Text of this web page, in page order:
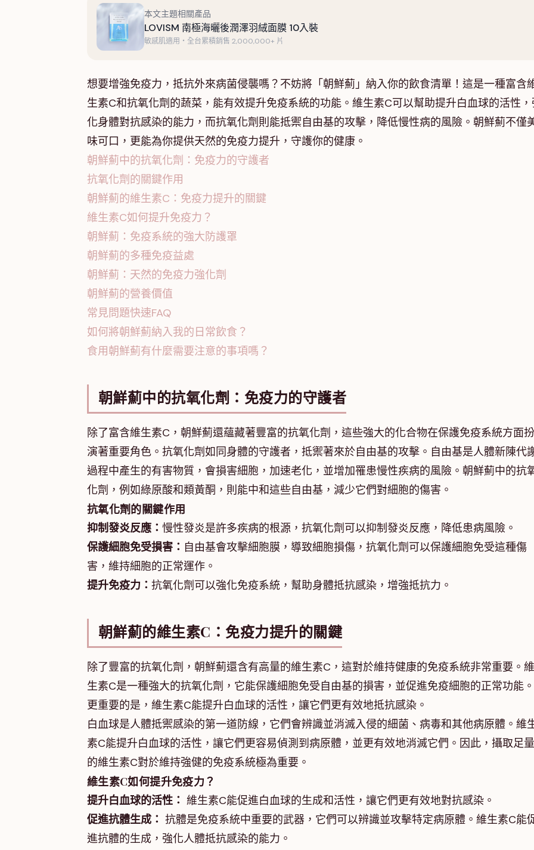
本文主題相關產品
LOVISM 南極海曬後潤澤羽絨面膜 10入裝
敏感肌適用・全台累積銷售 2,000,000+ 片
想要增強免疫力，抵抗外來病菌侵襲嗎？不妨將「朝鮮薊」納入你的飲食清單！這是一種富含
生素C和抗氧化劑的蔬菜，能有效提升免疫系統的功能。維生素C可以幫助提升白血球的活性，
化身體對抗感染的能力，而抗氧化劑則能抵禦自由基的攻擊，降低慢性病的風險。朝鮮薊不僅
味可口，更能為你提供天然的免疫力提升，守護你的健康。
朝鮮薊中的抗氧化劑：免疫力的守護者
抗氧化劑的關鍵作用
朝鮮薊的維生素C：免疫力提升的關鍵
維生素C如何提升免疫力？
朝鮮薊：免疫系統的強大防護罩
朝鮮薊的多種免疫益處
朝鮮薊：天然的免疫力強化劑
朝鮮薊的營養價值
常見問題快速FAQ
如何將朝鮮薊納入我的日常飲食？
食用朝鮮薊有什麼需要注意的事項嗎？
朝鮮薊中的抗氧化劑：免疫力的守護者
除了富含維生素C，朝鮮薊還蘊藏著豐富的抗氧化劑，這些強大的化合物在保護免疫系統方面扮
演著重要角色。抗氧化劑如同身體的守護者，抵禦著來於自由基的攻擊。自由基是人體新陳代
過程中產生的有害物質，會損害細胞，加速老化，並增加罹患慢性疾病的風險。朝鮮薊中的抗
化劑，例如綠原酸和類黃酮，則能中和這些自由基，減少它們對細胞的傷害。
抗氧化劑的關鍵作用
抑制發炎反應： 慢性發炎是許多疾病的根源，抗氧化劑可以抑制發炎反應，降低患病風險。
保護細胞免受損害： 自由基會攻擊細胞膜，導致細胞損傷，抗氧化劑可以保護細胞免受這種傷
害，維持細胞的正常運作。
提升免疫力： 抗氧化劑可以強化免疫系統，幫助身體抵抗感染，增強抵抗力。
朝鮮薊的維生素C：免疫力提升的關鍵
除了豐富的抗氧化劑，朝鮮薊還含有高量的維生素C，這對於維持健康的免疫系統非常重要。維
生素C是一種強大的抗氧化劑，它能保護細胞免受自由基的損害，並促進免疫細胞的正常功能。
更重要的是，維生素C能提升白血球的活性，讓它們更有效地抵抗感染。
白血球是人體抵禦感染的第一道防線，它們會辨識並消滅入侵的細菌、病毒和其他病原體。維
素C能提升白血球的活性，讓它們更容易偵測到病原體，並更有效地消滅它們。因此，攝取足量
的維生素C對於維持強健的免疫系統極為重要。
維生素C如何提升免疫力？
提升白血球的活性： 維生素C能促進白血球的生成和活性，讓它們更有效地對抗感染。
促進抗體生成： 抗體是免疫系統中重要的武器，它們可以辨識並攻擊特定病原體。維生素C能
進抗體的生成，強化人體抵抗感染的能力。